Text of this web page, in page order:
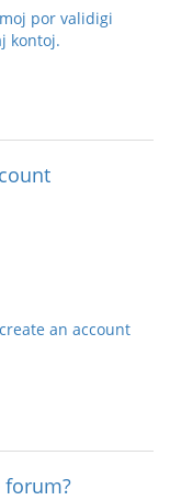
por validigi
kontoj.
an account